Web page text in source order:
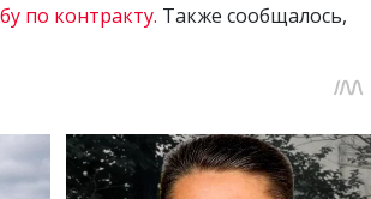
по контракту. Также сообщалось,